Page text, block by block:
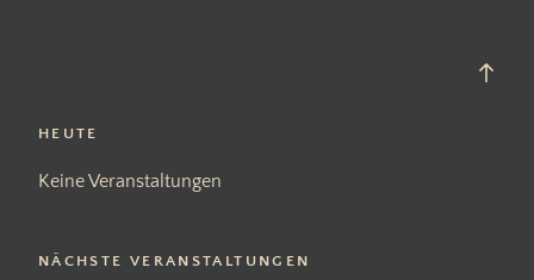
HEUTE
Keine Veranstaltungen
NÄCHSTE VERANSTALTUNGEN